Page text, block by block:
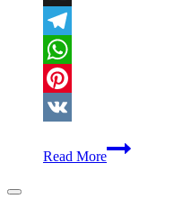
X
Telegram
WhatsApp
Pinterest
Read More
Košický
kraj